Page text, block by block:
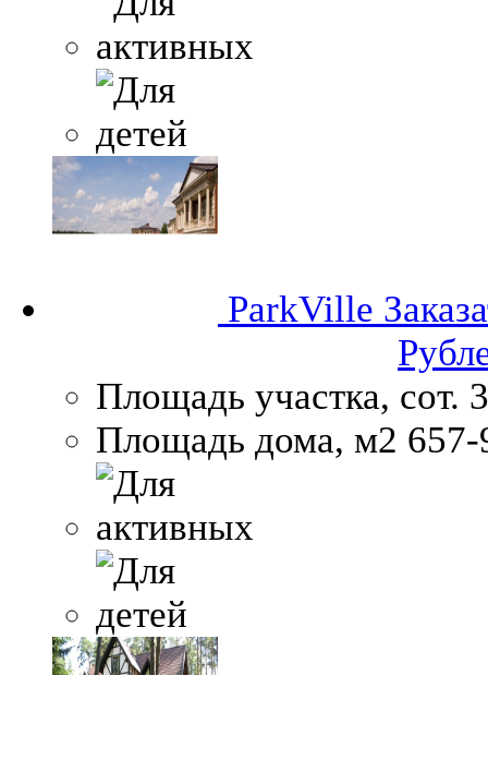
ParkVille
Площадь участка, сот.
Площадь дома, м2